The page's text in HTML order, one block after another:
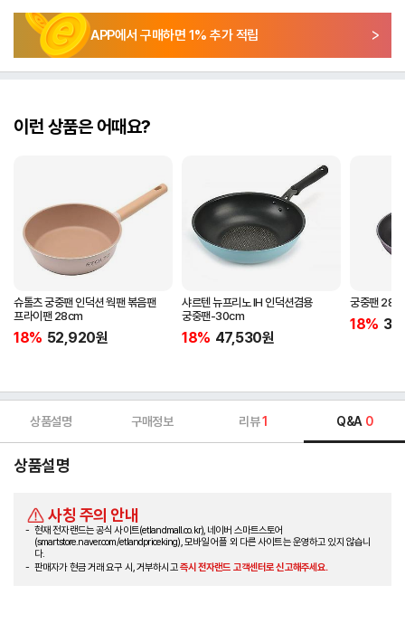
APP에서 구매하면 1% 추가 적립
이런 상품은 어때요?
슈톨츠 궁중팬 인덕션 웍팬 볶음팬
프라이팬 28cm
18% 52,920원
샤르텐 뉴프리노 IH 인덕션겸용
궁중팬-30cm
18% 47,530원
궁중팬
18%
상품설명 구매정보 리뷰1 Q&A 0
상품설명
사칭 주의 안내
현재 전자랜드는 공식 사이트(etlandmall.co.kr), 네이버 스마트스토어
(smartstore.naver.com/etlandpriceking), 모바일 어플 외 다른 사이트는 운영하고 있지 않습니
다.
판매자가 현금 거래 요구 시, 거부하시고즉시 전자랜드 고객센터로 신고해주세요.